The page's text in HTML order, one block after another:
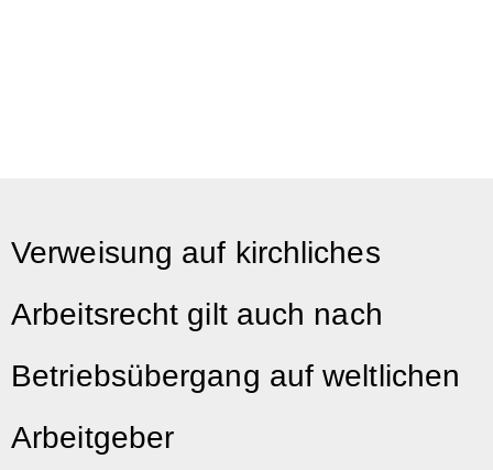
Verweisung auf kirchliches
Arbeitsrecht gilt auch nach
Betriebsübergang auf weltlichen
Arbeitgeber